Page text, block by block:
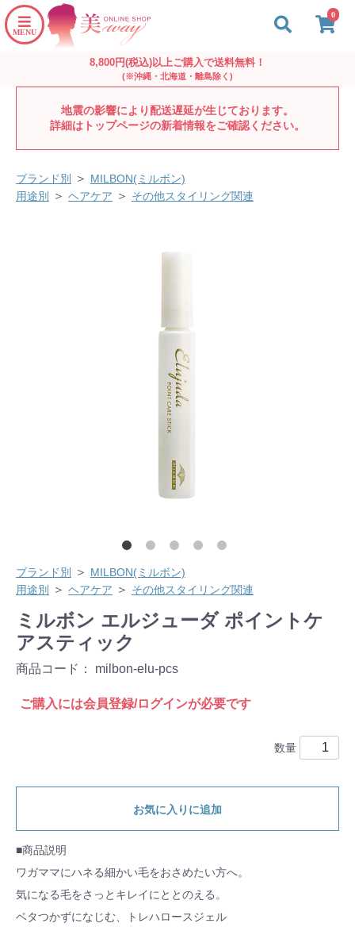
0
8,800円(税込)以上ご購入で送料無料！
(※沖縄・北海道・離島除く)
地震の影響により配送遅延が生じております。
詳細はトップページの新着情報をご確認ください。
ブランド別 ＞ MILBON(ミルボン)
用途別
＞ ヘアケア ＞ その他スタイリング関連
ブランド別 ＞ MILBON(ミルボン)
用途別
＞ ヘアケア ＞ その他スタイリング関連
ミルボン エルジューダ ポイントケ
アスティック
商品コード： milbon-elu-pcs
ご購入には会員登録/ログインが必要です
数量
お気に入りに追加
■商品説明
ワガママにハネる細かい毛をおさめたい方へ。
気になる毛をさっとキレイにととのえる。
ベタつかずになじむ、トレハロースジェル